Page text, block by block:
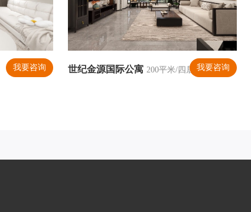
我要咨询 世纪金源国际公寓 200平米/四居室我要咨询